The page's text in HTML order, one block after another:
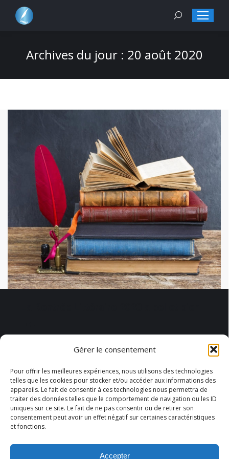
Gérer le consentement
Pour offrir les meilleures expériences, nous utilisons des technologies
telles que les cookies pour stocker et/ou accéder aux informations des
appareils. Le fait de consentir à ces technologies nous permettra de
traiter des données telles que le comportement de navigation ou les ID
uniques sur ce site. Le fait de ne pas consentir ou de retirer son
consentement peut avoir un effet négatif sur certaines caractéristiques
et fonctions.
Accepter
Search:
Archives du jour : 20 août 2020
crise sanitaire qui continue cependant à avoir un
impact sur nos vies. Alors que nos théâtres n’ont
pas tout à fait repris leur saison culturelle, et
que la programmation cinématographique pâtit
des événements de ces derniers mois,